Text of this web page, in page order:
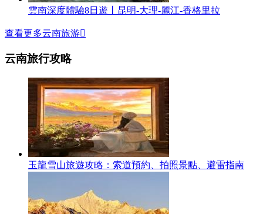
雲南深度體驗8日遊丨昆明-大理-麗江-香格里拉
查看更多云南旅游
云南旅行攻略
玉龍雪山旅遊攻略：索道預約、拍照景點、避雷指南